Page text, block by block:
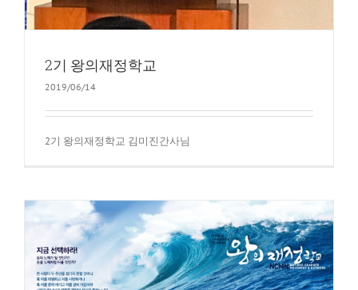
2기 왕의재정학교
2019/06/14
2기 왕의재정학교 김미진간사님